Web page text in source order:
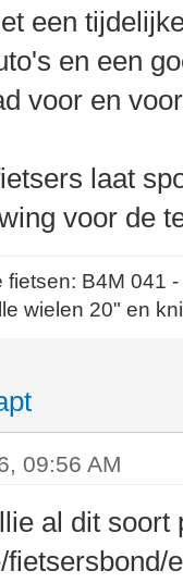
een
en een
voor en
laat
voor de
fietsen: B4M
wielen 20" en
09:56 AM
al dit soort
fietsersbond/